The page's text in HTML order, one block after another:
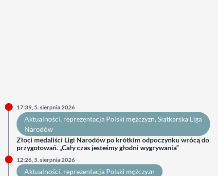
17:39, 5. sierpnia 2026
Aktualności, reprezentacja Polski mężczyzn, Siatkarska Liga
Narodów
Złoci medaliści Ligi Narodów po krótkim odpoczynku wrócą do
przygotowań. „Cały czas jesteśmy głodni wygrywania”
12:26, 5. sierpnia 2026
Aktualności, reprezentacja Polski mężczyzn